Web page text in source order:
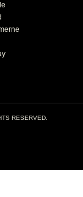
RESERVED.